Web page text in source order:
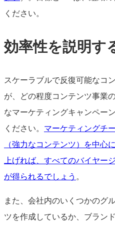
ください。
効率性を説明す
スケーラブルで反復可能なコ
が、どの程度コンテンツ事業
なマーケティングキャンペー
ください。 マーケティングチ
（強力なコンテンツ）を中心
上げれば、すべてのバイヤー
が得られるでしょう 。
また、会社内のいくつかのグ
ツを作成しているか、ブラン